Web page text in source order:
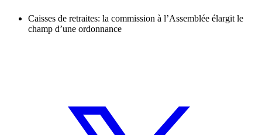
Caisses de retraites: la commission à l’Assemblée élargit le
champ d’une ordonnance